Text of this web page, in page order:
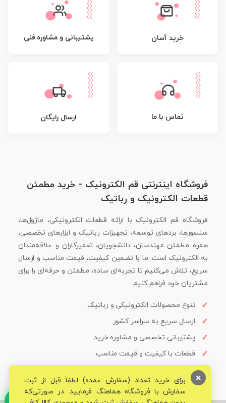
خرید آسان پشتیبانی و مشاوره فنی
تماس با ما ارسال رایگان
فروشگاه اینترنتی قم الکترونیک - خرید مطمئن
قطعات الکترونیک و رباتیک
فروشگاه قم الکترونیک با ارائه قطعات الکترونیکی، ماژول‌ها،
سنسورها، بردهای توسعه، تجهیزات رباتیک و ابزارهای تخصصی،
همراه مطمئن مهندسان، دانشجویان، تعمیرکاران و علاقه‌مندان
به الکترونیک است. ما با تضمین کیفیت، قیمت مناسب و ارسال
سریع، تلاش می‌کنیم تا تجربه‌ای ساده، مطمئن و حرفه‌ای را برای
مشتریان خود فراهم کنیم.
تنوع محصولات الکترونیکی و رباتیک
ارسال سریع به سراسر کشور
پشتیبانی تخصصی و مشاوره خرید
قطعات با کیفیت و قیمت مناسب
برای خرید تعداد (سفارش عمده) لطفا قبل از ثبت
سفارش با فروشگاه هماهنگ فرمایید. در صورتی‌که
×